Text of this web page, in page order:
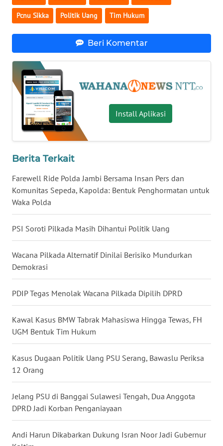
Pcnu Sikka Politik Uang Tim Hukum
Beri Komentar
Install Aplikasi
Berita Terkait
Farewell Ride Polda Jambi Bersama Insan Pers dan
Komunitas Sepeda, Kapolda: Bentuk Penghormatan untuk
Waka Polda
PSI Soroti Pilkada Masih Dihantui Politik Uang
Wacana Pilkada Alternatif Dinilai Berisiko Mundurkan
Demokrasi
PDIP Tegas Menolak Wacana Pilkada Dipilih DPRD
Kawal Kasus BMW Tabrak Mahasiswa Hingga Tewas, FH
UGM Bentuk Tim Hukum
Kasus Dugaan Politik Uang PSU Serang, Bawaslu Periksa
12 Orang
Jelang PSU di Banggai Sulawesi Tengah, Dua Anggota
DPRD Jadi Korban Penganiayaan
Andi Harun Dikabarkan Dukung Isran Noor Jadi Gubernur
BARAT
WN
WN
SERAMBI
WN
JAMBI
WN
SULTRA
WN
NTB
WN
SULTENG
WN
SULBAR
WN
BABEL
SUMBAR
WN
SUMSEL
WN
BENGKULU
WN